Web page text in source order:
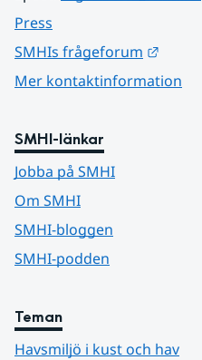
Press
SMHIs frågeforum
Mer kontaktinformation
SMHI-länkar
Jobba på SMHI
Om SMHI
SMHI-bloggen
SMHI-podden
Teman
Havsmiljö i kust och hav